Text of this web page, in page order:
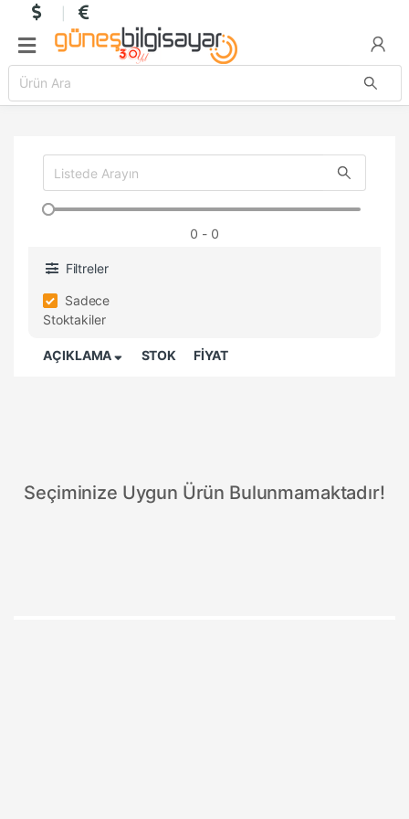
0 - 0
Filtreler
Sadece
Stoktakiler
AÇIKLAMA STOK FİYAT
Seçiminize Uygun Ürün Bulunmamaktadır!